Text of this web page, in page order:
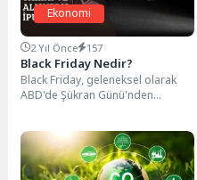
Ekonomi
2 Yıl Önce 157
Black Friday Nedir?
Black Friday, geleneksel olarak
ABD'de Şükran Günü'nden
indirimlerle...